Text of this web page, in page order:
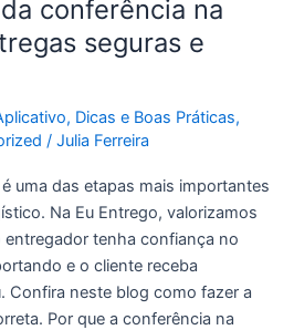
conferência na
seguras e
, Dicas e Boas Práticas,
/ Julia Ferreira
uma das etapas mais importantes
Na Eu Entrego, valorizamos
entregador tenha confiança no
e o cliente receba
Confira neste blog como fazer a
Por que a conferência na